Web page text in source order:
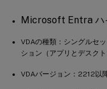
Microsoft Entra ハ
VDAの種類：シングルセ
ション（アプリとデスクト
VDAバージョン：2212以